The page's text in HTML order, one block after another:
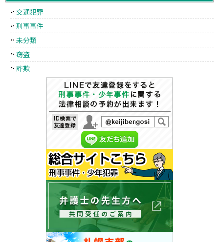
交通犯罪
刑事事件
未分類
窃盗
詐欺